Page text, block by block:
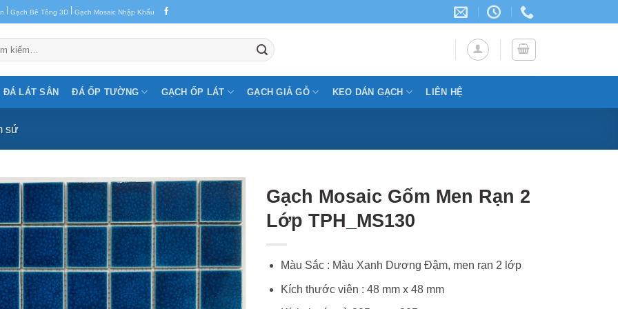
| Gạch Bê Tông 3D | Gạch Mosaic Nhập Khẩu
ĐÁ LÁT SÂN ĐÁ ỐP TƯỜNG GẠCH ỐP LÁT GẠCH GIẢ GỖ KEO DÁN GẠCH LIÊN HỆ
sứ
Gạch Mosaic Gốm Men Rạn 2
Lớp TPH_MS130
Màu Sắc : Màu Xanh Dương Đậm, men rạn 2 lớp
Kích thước viên : 48 mm x 48 mm